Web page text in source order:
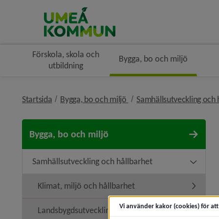
Förskola, skola och
utbildning
Bygga, bo och miljö
Startsida Bygga, bo och miljö nivå i
Samhällsutveckling
Bygga, bo och miljö
Samhällsutveckling och hållbarhet
Klimat, miljö och hållbarhet
Landsbygdsutveckling Vi använder kakor (cookies) för